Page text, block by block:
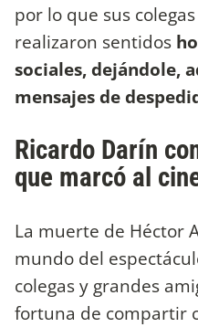
por lo que sus
realizaron sentidos
sociales, dejándole,
mensajes de
Ricardo Darín
que marcó al
La muerte de Héctor
mundo del
colegas y grandes
fortuna de compartir